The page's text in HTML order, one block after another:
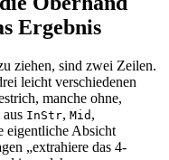
Ergebnis
ziehen, sind zwei Zeilen.
leicht verschiedenen
manche ohne,
InStr, Mid ,
eigentliche Absicht
„extrahiere das 4-